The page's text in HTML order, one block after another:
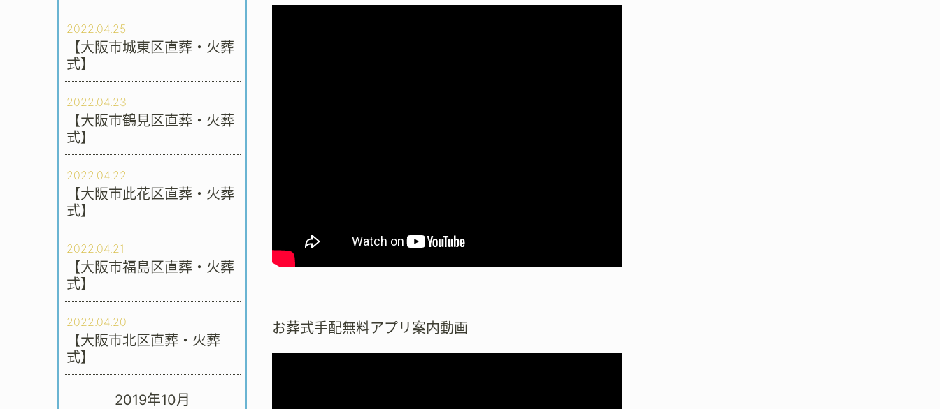
2022.04.25
【大阪市城東区直葬・火葬
式】
2022.04.23
【大阪市鶴見区直葬・火葬
式】
2022.04.22
【大阪市此花区直葬・火葬
式】
2022.04.21
【大阪市福島区直葬・火葬
式】
2022.04.20
【大阪市北区直葬・火葬
式】
2019年10月
お葬式手配無料アプリ案内動画